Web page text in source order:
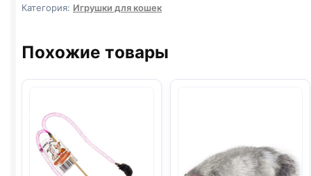
Категория: Игрушки для кошек
Похожие товары